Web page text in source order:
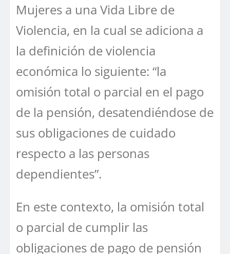
Mujeres a una Vida Libre de
Violencia, en la cual se adiciona a
la definición de violencia
económica lo siguiente: “la
omisión total o parcial en el pago
de la pensión, desatendiéndose de
sus obligaciones de cuidado
respecto a las personas
dependientes”.
En este contexto, la omisión total
o parcial de cumplir las
obligaciones de pago de pensión